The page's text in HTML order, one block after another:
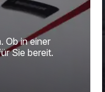
Ob in einer
Sie bereit.